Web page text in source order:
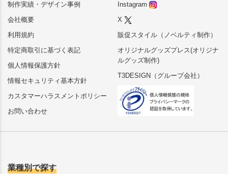
制作実績・デザイン事例
会社概要
利用規約
特定商取引に基づく表記
個人情報保護方針
情報セキュリティ基本方針
カスタマーハラスメントポリシー
お問い合わせ
Instagram
X
販促スタイル（ノベルティ制作）
オリジナルグッズプレス(オリジナ
ルグッズ制作)
T3DESIGN（グループ会社）
業種別で探す